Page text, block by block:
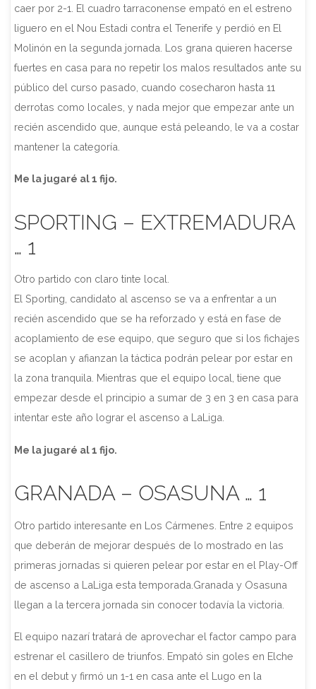
caer por 2-1. El cuadro tarraconense empató en el estreno
liguero en el Nou Estadi contra el Tenerife y perdió en El
Molinón en la segunda jornada. Los grana quieren hacerse
fuertes en casa para no repetir los malos resultados ante su
público del curso pasado, cuando cosecharon hasta 11
derrotas como locales, y nada mejor que empezar ante un
recién ascendido que, aunque está peleando, le va a costar
mantener la categoría.
Me la jugaré al 1 fijo.
SPORTING – EXTREMADURA
… 1
Otro partido con claro tinte local.
El Sporting, candidato al ascenso se va a enfrentar a un
recién ascendido que se ha reforzado y está en fase de
acoplamiento de ese equipo, que seguro que si los fichajes
se acoplan y afianzan la táctica podrán pelear por estar en
la zona tranquila. Mientras que el equipo local, tiene que
empezar desde el principio a sumar de 3 en 3 en casa para
intentar este año lograr el ascenso a LaLiga.
Me la jugaré al 1 fijo.
GRANADA – OSASUNA … 1
Otro partido interesante en Los Cármenes. Entre 2 equipos
que deberán de mejorar después de lo mostrado en las
primeras jornadas si quieren pelear por estar en el Play-Off
de ascenso a LaLiga esta temporada.Granada y Osasuna
llegan a la tercera jornada sin conocer todavía la victoria.
El equipo nazarí tratará de aprovechar el factor campo para
estrenar el casillero de triunfos. Empató sin goles en Elche
en el debut y firmó un 1-1 en casa ante el Lugo en la